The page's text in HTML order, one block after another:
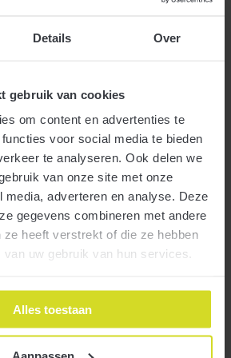
Details Over
gebruik van cookies
om content en advertenties te
voor social media te bieden
te analyseren. Ook delen we
van onze site met onze
media, adverteren en analyse. Deze
gegevens combineren met andere
ze heeft verstrekt of die ze hebben
uw gebruik van hun services.
Alles toestaan
dit jaar het bedrag aan verblijfkosten
(eigen rijders) die zelf
ritten maken.